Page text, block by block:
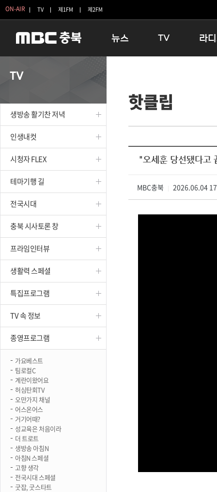
ON-AIR TV 제1FM 제2FM
뉴스
보은
옥천
TV
인생내컷
테마기행 길
시청자 FLEX
특집프로그램
종영프로그램
라
TV
생방송 활기찬 저녁
인생내컷
시청자 FLEX
테마기행 길
전국시대
충북 시사토론 창
프라임인터뷰
생활력 스페셜
특집프로그램
TV 속 정보
종영프로그램
가요베스트
팀로컬C
계란이왔어요
허심탄회TV
오만가지 채널
어스온어스
거기어때?
성교육은 처음이라
더 트로트
생방송 아침N
아침N 스페셜
고향 생각
전국시대 스페셜
굿잡, 굿스타트
핫클립
"오세훈 당선됐다고
MBC충북 2026.06.04